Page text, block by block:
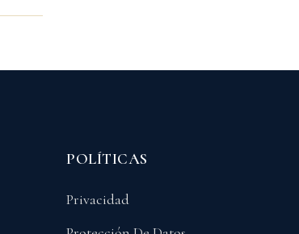
POLÍTICAS
Privacidad